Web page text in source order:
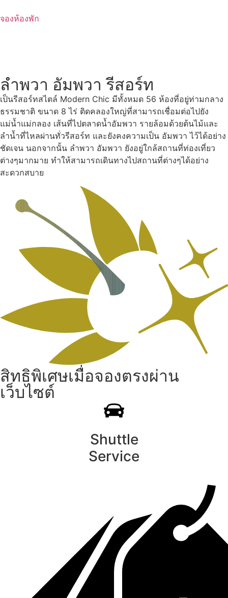
to
จองห้องพัก
ลำพวา อัมพวา รีสอร์ท
เป็นรีสอร์ทสไตล์ Modern Chic มีทั้งหมด 56 ห้องที่อยู่ท่ามกลาง
ธรรมชาติ ขนาด 8 ไร่ ติดคลองใหญ่ที่สามารถเชื่อมต่อไปยัง
แม่น้ำแม่กลอง เส้นที่ไปตลาดน้ำอัมพวา รายล้อมด้วยต้นไม้และ
ลำน้ำที่ไหลผ่านทั่วรีสอร์ท และยังคงความเป็น อัมพวา ไว้ได้อย่าง
ชัดเจน นอกจากนั้น ลำพวา อัมพวา ยังอยู่ใกล้สถานที่ท่องเที่ยว
ต่างๆมากมาย ทำให้สามารถเดินทางไปสถานที่ต่างๆได้อย่าง
สะดวกสบาย
สิทธิพิเศษเมื่อจองตรงผ่าน
เว็บไซต์
Shuttle
Service